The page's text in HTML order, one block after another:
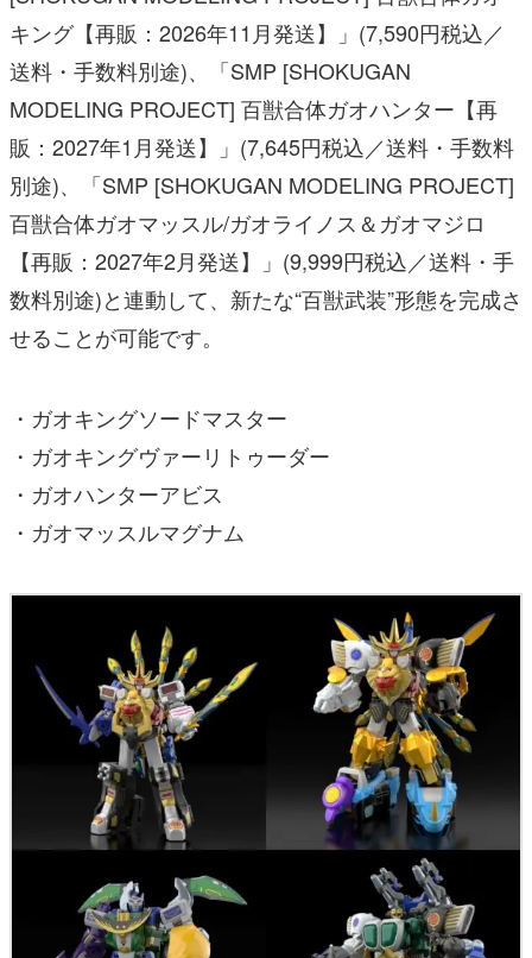
MODELING PROJECT] 百獣合体ガオハンター【再
販：2027年1月発送】」(7,645円税込／送料・手数料
別途)、「SMP [SHOKUGAN MODELING PROJECT]
百獣合体ガオマッスル/ガオライノス＆ガオマジロ
【再販：2027年2月発送】」(9,999円税込／送料・手
数料別途)と連動して、新たな“百獣武装”形態を完成さ
せることが可能です。
・ガオキングソードマスター
・ガオハンターアビス
・ガオマッスルマグナム